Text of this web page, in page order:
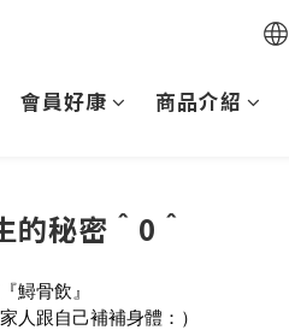
會員好康 商品介紹
的秘密＾0＾
『鱘骨飲』
人跟自己補補身體：）